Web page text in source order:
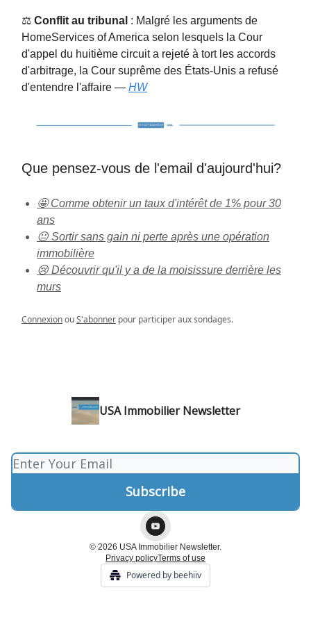
⚖️ Conflit au tribunal : Malgré les arguments de
HomeServices of America selon lesquels la Cour
d'appel du huitième circuit a rejeté à tort les accords
d'arbitrage, la Cour suprême des États-Unis a refusé
d'entendre l'affaire — HW
Que pensez-vous de l'email d'aujourd'hui?
🤩 Comme obtenir un taux d'intérêt de 1% pour 30
ans
😐 Sortir sans gain ni perte après une opération
immobilière
😢 Découvrir qu'il y a de la moisissure derrière les
murs
ConnexionouS'abonner pour participer aux sondages.
USA Immobilier Newsletter
© 2026 USA Immobilier Newsletter.
Privacy policyTerms of use
Powered by beehiiv